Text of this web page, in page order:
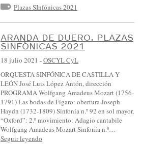
Plazas SInfónicas 2021
ARANDA DE DUERO. PLAZAS
SINFÓNICAS 2021
18 julio 2021 -OSCYL CyL
ORQUESTA SINFÓNICA DE CASTILLA Y
LEÓN José Luis López Antón, dirección
PROGRAMA Wolfgang Amadeus Mozart (1756-
1791) Las bodas de Fígaro: obertura Joseph
Haydn (1732-1809) Sinfonía n.º 92 en sol mayor,
“Oxford”: 2.º movimiento: Adagio cantabile
Wolfgang Amadeus Mozart Sinfonía n.º…
Seguir leyendo